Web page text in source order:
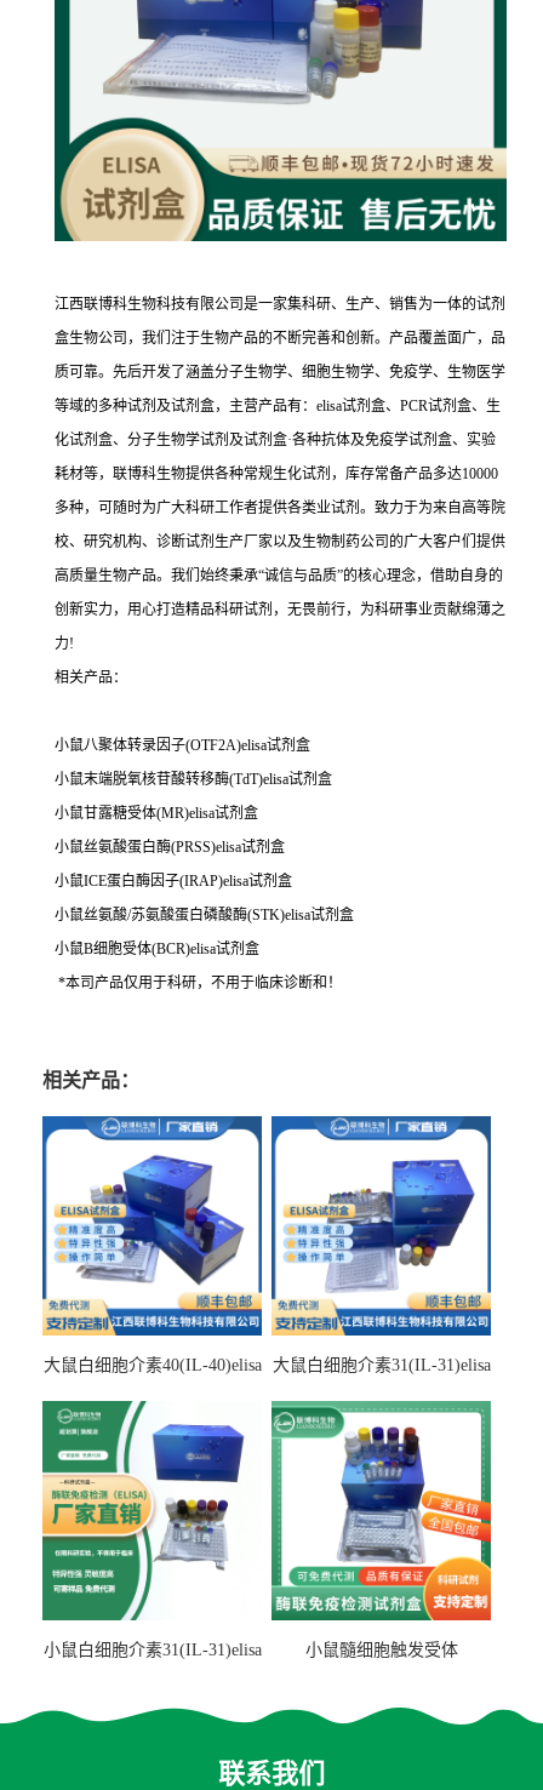
江西联博科生物科技有限公司是一家集科研、生产、销售为一体的试剂
盒生物公司，我们注于生物产品的不断完善和创新。产品覆盖面广，品
质可靠。先后开发了涵盖分子生物学、细胞生物学、免疫学、生物医学
等域的多种试剂及试剂盒，主营产品有：elisa试剂盒、PCR试剂盒、生
化试剂盒、分子生物学试剂及试剂盒·各种抗体及免疫学试剂盒、实验
耗材等，联博科生物提供各种常规生化试剂，库存常备产品多达10000
多种，可随时为广大科研工作者提供各类业试剂。致力于为来自高等院
校、研究机构、诊断试剂生产厂家以及生物制药公司的广大客户们提供
高质量生物产品。我们始终秉承“诚信与品质”的核心理念，借助自身的
创新实力，用心打造精品科研试剂，无畏前行，为科研事业贡献绵薄之
力!
相关产品：
小鼠八聚体转录因子(OTF2A)elisa试剂盒
小鼠末端脱氧核苷酸转移酶(TdT)elisa试剂盒
小鼠甘露糖受体(MR)elisa试剂盒
小鼠丝氨酸蛋白酶(PRSS)elisa试剂盒
小鼠ICE蛋白酶因子(IRAP)elisa试剂盒
小鼠丝氨酸/苏氨酸蛋白磷酸酶(STK)elisa试剂盒
小鼠B细胞受体(BCR)elisa试剂盒
*本司产品仅用于科研，不用于临床诊断和！
相关产品：
大鼠白细胞介素40(IL-40)elisa
大鼠白细胞介素31(IL-31)elisa
小鼠白细胞介素31(IL-31)elisa
小鼠髓细胞触发受体
联系我们